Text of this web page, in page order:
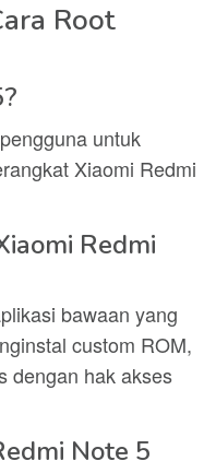
Root
untuk
Xiaomi Redmi
Redmi
bawaan yang
custom ROM,
dengan hak akses
Note 5